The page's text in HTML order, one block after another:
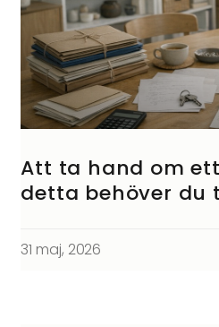
Att ta hand om
detta behöver du
31 maj, 2026